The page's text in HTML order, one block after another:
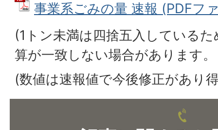
事業系ごみの量 速報 (PDFフ
(1トン未満は四捨五入している
算が一致しない場合があります。
(数値は速報値で今後修正があり